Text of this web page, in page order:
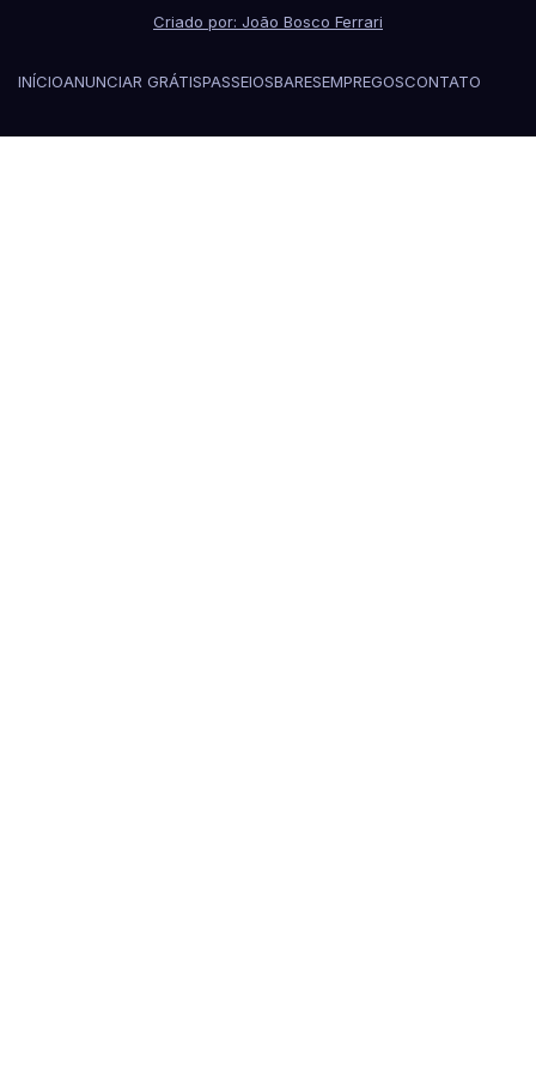
Criado por: João Bosco Ferrari
INÍCIOANUNCIAR GRÁTISPASSEIOSBARESEMPREGOSCONTATO